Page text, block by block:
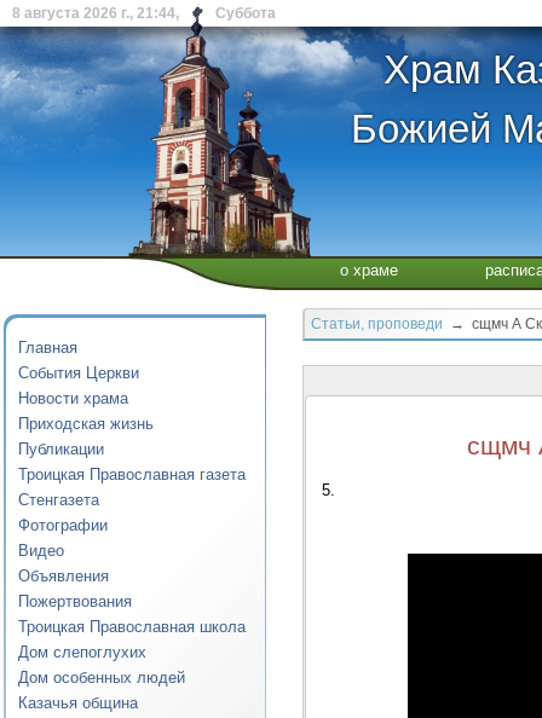
8 августа 2026 г., 21:44, Суббота
Храм
Божией
о храме
Главная
События Церкви
Новости храма
Приходская жизнь
Публикации
Троицкая Православная газета
Стенгазета
Фотографии
Видео
Объявления
Пожертвования
Троицкая Православная школа
Дом слепоглухих
Дом особенных людей
Казачья община
Статьи, проповеди → сщмч А
сщмч
5.